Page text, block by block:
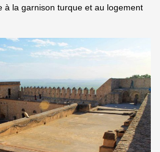
à la garnison turque et au logement